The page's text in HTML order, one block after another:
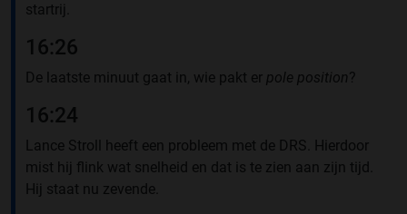
startrij.
16:26
De laatste minuut gaat in, wie pakt er pole position?
16:24
Lance Stroll heeft een probleem met de DRS. Hierdoor
mist hij flink wat snelheid en dat is te zien aan zijn tijd.
Hij staat nu zevende.